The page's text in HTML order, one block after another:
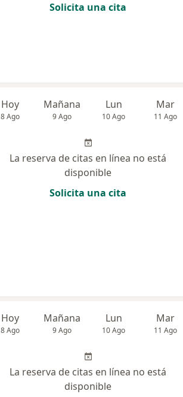
Solicita una cita
Hoy
8 Ago
Mañana
9 Ago
Lun
10 Ago
Mar
11 Ago
La reserva de citas en línea no está
disponible
Solicita una cita
Hoy
8 Ago
Mañana
9 Ago
Lun
10 Ago
Mar
11 Ago
La reserva de citas en línea no está
disponible